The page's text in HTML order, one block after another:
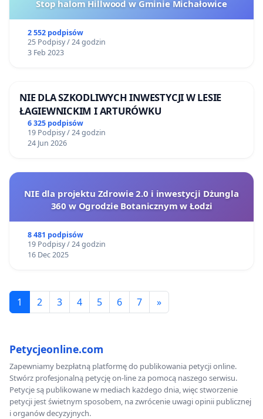
Stop halom Hillwood w Gminie Michałowice
2 552 podpisów
25 Podpisy / 24 godzin
3 Feb 2023
NIE DLA SZKODLIWYCH INWESTYCJI W LESIE
ŁAGIEWNICKIM I ARTURÓWKU
6 325 podpisów
19 Podpisy / 24 godzin
24 Jun 2026
NIE dla projektu Zdrowie 2.0 i inwestycji Dżungla
360 w Ogrodzie Botanicznym w Łodzi
8 481 podpisów
19 Podpisy / 24 godzin
16 Dec 2025
1 2 3 4 5 6 7 »
Petycjeonline.com
Zapewniamy bezpłatną platformę do publikowania petycji online.
Stwórz profesjonalną petycję on-line za pomocą naszego serwisu.
Petycje są publikowane w mediach każdego dnia, więc stworzenie
petycji jest świetnym sposobem, na zwrócenie uwagi opinii publicznej
i organów decyzyjnych.